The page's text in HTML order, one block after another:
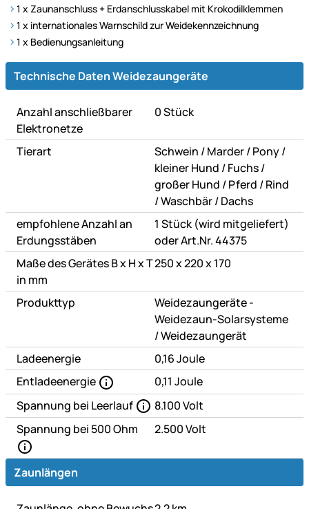
1 x Zaunanschluss + Erdanschlusskabel mit Krokodilklemmen
1 x internationales Warnschild zur Weidekennzeichnung
1 x Bedienungsanleitung
Technische Daten
Technische Daten Weidezaungeräte
Anzahl anschließbarer
Elektronetze
0 Stück
Tierart Schwein /oder
Marder/oder
Pony/oder
kleiner Hund /oder
Fuchs/oder
großer Hund /oder
Pferd /oder
Rind
/oder
Waschbär/oder
Dachs
empfohlene Anzahl an
Erdungsstäben
1 Stück (wird mitgeliefert)
oder Art.Nr. 44375
Maße des Gerätes B x H x T
in mm
250 x 220 x 170
Produkttyp
Weidezaungeräte -
Weidezaun-Solarsysteme
/oder
Weidezaungerät
Ladeenergie
0,16 Joule
Entladeenergie
0,11 Joule
Spannung bei Leerlauf
8.100 Volt
Spannung bei 500 Ohm
2.500 Volt
Zaunlängen